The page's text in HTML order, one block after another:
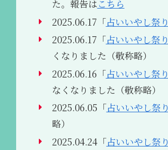
た。報告はこちら
2025.06.17「占いいやし祭り
2025.06.17「占いいやし祭り
くなりました（敬称略）
2025.06.16「占いいやし祭り
なくなりました（敬称略）
2025.06.05「占いいやし祭り
略）
2025.04.24「占いいやし祭り